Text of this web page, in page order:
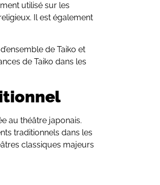
utilisé sur les
Il est également
de Taiko et
de Taiko dans les
au théâtre japonais.
traditionnels dans les
classiques majeurs